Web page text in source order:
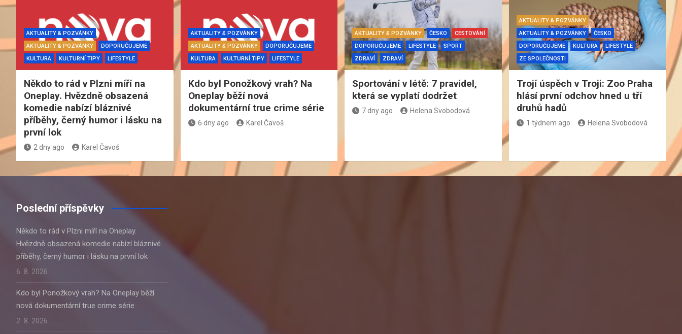
AKTUALITY & POZVÁNKY
AKTUALITY & POZVÁNKY
DOPORUČUJEME
KULTURA
KULTURNÍ TIPY LIFESTYLE
Někdo to rád v Plzni míří na
Oneplay. Hvězdně obsazená
komedie nabízí bláznivé
příběhy, černý humor i lásku na
první lok
2 dny ago Karel Čavoš
AKTUALITY & POZVÁNKY
AKTUALITY & POZVÁNKY
DOPORUČUJEME
KULTURA
KULTURNÍ TIPY LIFESTYLE
Kdo byl Ponožkový vrah? Na
Oneplay běží nová
dokumentární true crime série
6 dny ago Karel Čavoš
AKTUALITY & POZVÁNKY ČESKO
CESTOVÁNÍ
DOPORUČUJEME
LIFESTYLE
SPORT
ZDRAVÍ
ZDRAVÍ
Sportování v létě: 7 pravidel,
která se vyplatí dodržet
7 dny ago Helena Svobodová
AKTUALITY & POZVÁNKY
AKTUALITY & POZVÁNKY
ČESKO
DOPORUČUJEME
KULTURA
LIFESTYLE
ZE SPOLEČNOSTI
Trojí úspěch v Troji: Zoo Praha
hlásí první odchov hned u tří
druhů hadů
1 týdnem ago Helena Svobodová
Poslední příspěvky
Někdo to rád v Plzni míří na Oneplay.
Hvězdně obsazená komedie nabízí bláznivé
příběhy, černý humor i lásku na první lok
6. 8. 2026
Kdo byl Ponožkový vrah? Na Oneplay běží
nová dokumentární true crime série
2. 8. 2026